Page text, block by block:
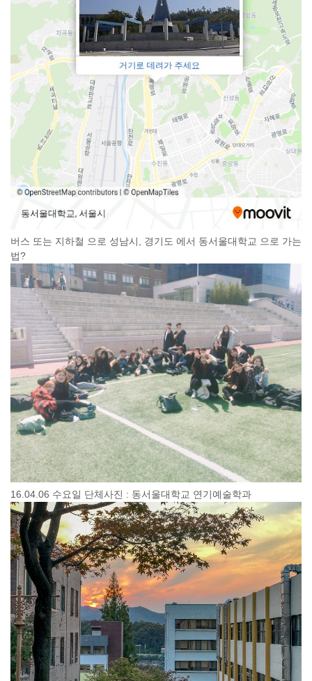
버스 또는 지하철 으로 성남시, 경기도 에서 동서울대학교 으로 가는
법?
16.04.06 수요일 단체사진 : 동서울대학교 연기예술학과